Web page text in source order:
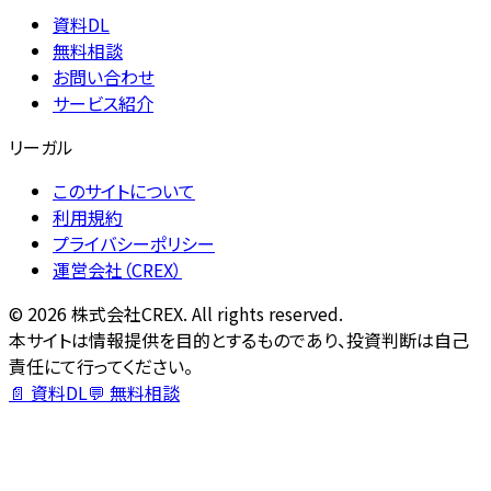
資料DL
無料相談
お問い合わせ
サービス紹介
リーガル
このサイトについて
利用規約
プライバシーポリシー
運営会社（CREX）
© 2026株式会社CREX. All rights reserved.
本サイトは情報提供を目的とするものであり、投資判断は自己
責任にて行ってください。
📄 資料DL💬 無料相談